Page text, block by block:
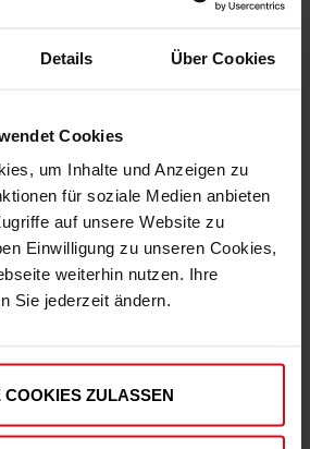
Details Über Cookies
Cookies
um Inhalte und Anzeigen zu
für soziale Medien anbieten
auf unsere Website zu
Einwilligung zu unseren Cookies,
weiterhin nutzen. Ihre
Sie jederzeit ändern.
COOKIES ZULASSEN
Trackjacket "Originals" Off-White
€ 89,96